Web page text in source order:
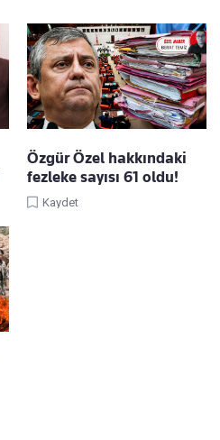
Özgür Özel hakkındaki
fezleke sayısı 61 oldu!
Kaydet